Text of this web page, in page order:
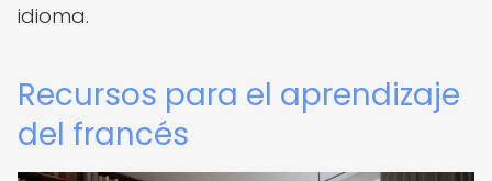
idioma.
Recursos para el aprendizaje
del francés